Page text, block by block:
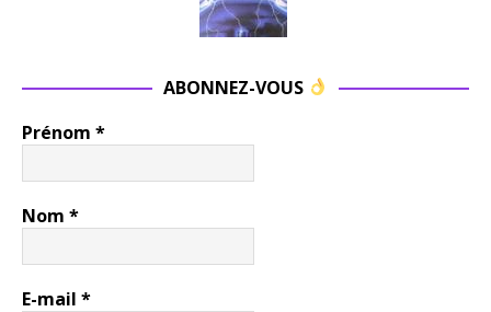
ABONNEZ-VOUS
Prénom *
Nom *
E-mail *